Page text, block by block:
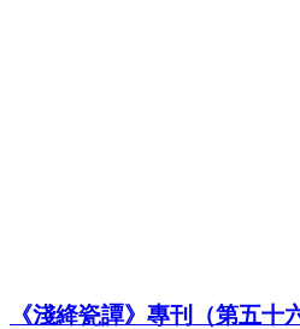
《淺絳瓷譚》專刊（第五十